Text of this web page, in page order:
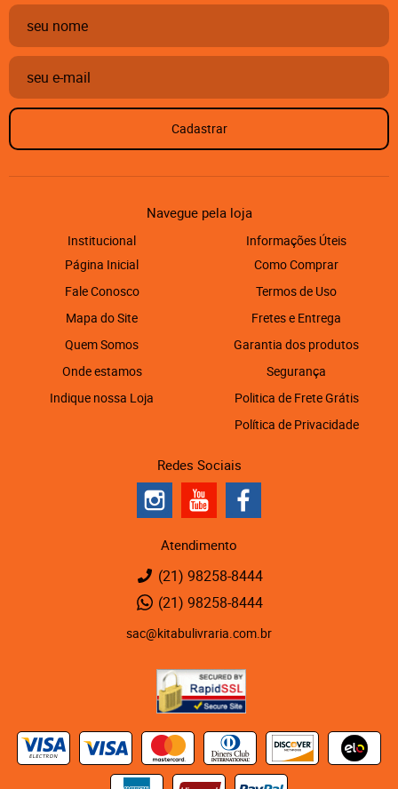
Cadastrar
Navegue pela loja
Institucional
Página Inicial
Fale Conosco
Mapa do Site
Quem Somos
Onde estamos
Indique nossa Loja
Informações Úteis
Como Comprar
Termos de Uso
Fretes e Entrega
Garantia dos produtos
Segurança
Politica de Frete Grátis
Política de Privacidade
Redes Sociais
Atendimento
(21) 98258-8444
(21) 98258-8444
sac@kitabulivraria.com.br